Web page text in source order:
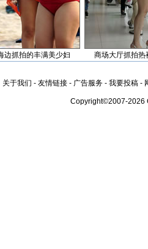
边抓拍的丰满美少妇 商场大厅抓拍热
关于我们 - 友情链接 - 广告服务 - 我要投稿 -
Copyright©2007-2026